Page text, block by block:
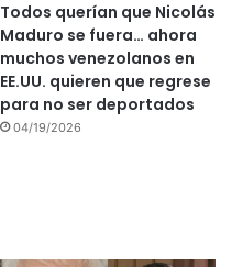
Todos querían que Nicolás
Maduro se fuera… ahora
muchos venezolanos en
EE.UU. quieren que regrese
para no ser deportados
04/19/2026